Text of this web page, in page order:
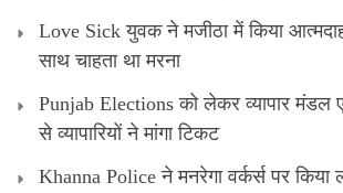
Love Sick युवक ने मजीठा में किया
साथ चाहता था मरना
Punjab Elections को लेकर व्यापार मंडल
से व्यापारियों ने मांगा टिकट
Khanna Police ने मनरेगा वर्कर्स पर किया